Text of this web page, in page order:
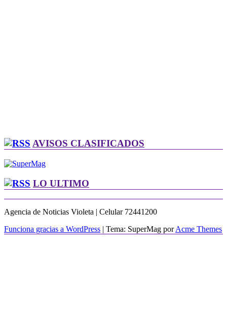
AVISOS CLASIFICADOS
LO ULTIMO
Agencia de Noticias Violeta | Celular 72441200
Funciona gracias a WordPress | Tema: SuperMag porAcme Themes